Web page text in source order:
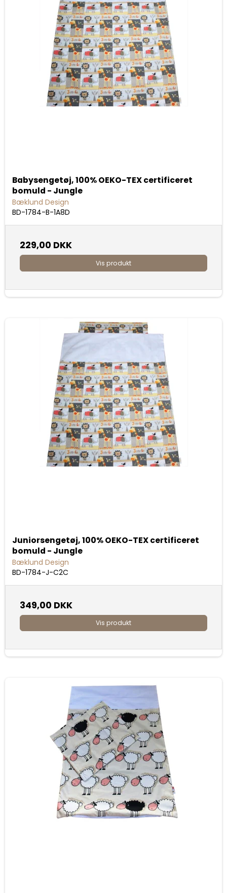
Babysengetøj, 100% OEKO-TEX certificeret
bomuld - Jungle
Bæklund Design
BD-1784-B-1A8D
229,00 DKK
Vis produkt
Juniorsengetøj, 100% OEKO-TEX certificeret
bomuld - Jungle
Bæklund Design
BD-1784-J-C2C
349,00 DKK
Vis produkt